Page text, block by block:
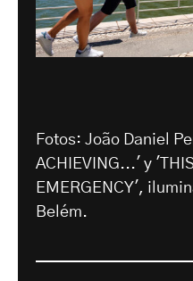
Fotos: João Daniel
ACHIEVING...' y
EMERGENCY',
Belém.